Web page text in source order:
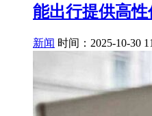
能出行提供高
新闻 时间：2025-10-30